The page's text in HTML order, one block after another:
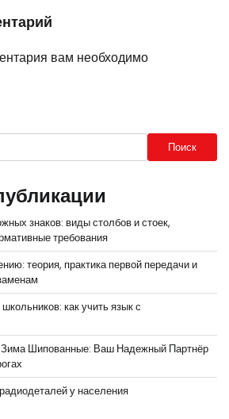
вам необходимо
Поиск
знаков: виды столбов и стоек,
требования
теория, практика первой передачи и
как учить язык с
Шипованные: Ваш Надежный Партнёр
у населения